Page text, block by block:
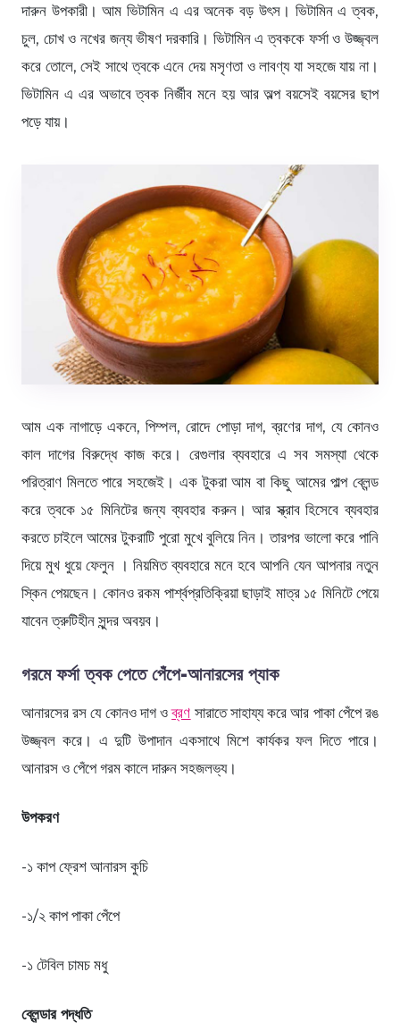
দারুন উপকারী। আম ভিটামিন এ এর অনেক বড় উৎস। ভিটামিন এ ত্বক,
চুল, চোখ ও নখের জন্য ভীষণ দরকারি। ভিটামিন এ ত্বককে ফর্সা ও উজ্জ্বল
করে তোলে, সেই সাথে ত্বকে এনে দেয় মসৃণতা ও লাবণ্য যা সহজে যায় না।
ভিটামিন এ এর অভাবে ত্বক নির্জীব মনে হয় আর অল্প বয়সেই বয়সের ছাপ
পড়ে যায়।
আম এক নাগাড়ে একনে, পিম্পল, রোদে পোড়া দাগ, ব্রণের দাগ, যে কোনও
কাল দাগের বিরুদ্ধে কাজ করে। রেগুলার ব্যবহারে এ সব সমস্যা থেকে
পরিত্রাণ মিলতে পারে সহজেই। এক টুকরা আম বা কিছু আমের পাল্প ব্লেন্ড
করে ত্বকে ১৫ মিনিটের জন্য ব্যবহার করুন। আর স্ক্রাব হিসেবে ব্যবহার
করতে চাইলে আমের টুকরাটি পুরো মুখে বুলিয়ে নিন। তারপর ভালো করে পানি
দিয়ে মুখ ধুয়ে ফেলুন । নিয়মিত ব্যবহারে মনে হবে আপনি যেন আপনার নতুন
স্কিন পেয়ছেন। কোনও রকম পার্শ্বপ্রতিক্রিয়া ছাড়াই মাত্র ১৫ মিনিটে পেয়ে
যাবেন ত্রুটিহীন সুন্দর অবয়ব।
গরমে ফর্সা ত্বক পেতে পেঁপে-আনারসের প্যাক
আনারসের রস যে কোনও দাগ ওব্রণ সারাতে সাহায্য করে আর পাকা পেঁপে রঙ
উজ্জ্বল করে। এ দুটি উপাদান একসাথে মিশে কার্যকর ফল দিতে পারে।
আনারস ও পেঁপে গরম কালে দারুন সহজলভ্য।
উপকরণ
-১ কাপ ফ্রেশ আনারস কুচি
-১/২ কাপ পাকা পেঁপে
-১ টেবিল চামচ মধু
ব্লেন্ডার পদ্ধতি